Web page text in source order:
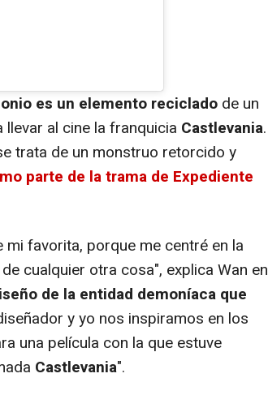
es un elemento reciclado de un
al cine la franquicia Castlevania.
trata de un monstruo retorcido y
parte de la trama de Expediente
favorita, porque me centré en la
cualquier otra cosa", explica Wan en
de la entidad demoníaca que
y yo nos inspiramos en los
una película con la que estuve
Castlevania".